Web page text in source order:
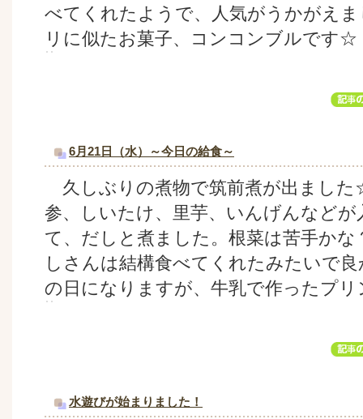
べてくれたようで、人気がうかがえ
リに似たお菓子、コンコンブルです☆
6月21日（水）～今日の給食～
久しぶりの煮物で筑前煮が出まし
参、しいたけ、里芋、いんげんなど
て、だしと煮ました。根菜は苦手か
しさんは結構食べてくれたみたいで
の日になりますが、牛乳で作ったプリ
水遊びが始まりました！